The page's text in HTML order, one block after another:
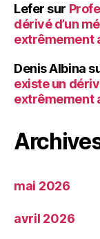
Lefer sur
dérivé d’un
extrêmement
Denis Albina
existe un
extrêmement
mai 2026
avril 2026